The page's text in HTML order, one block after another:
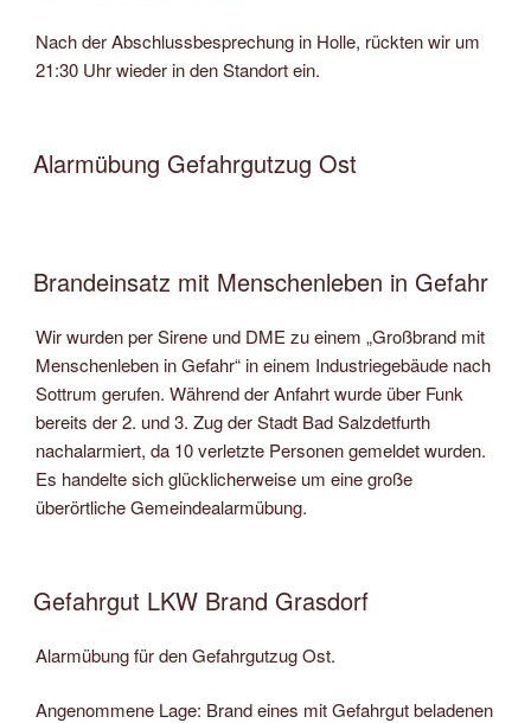
Nach der Abschlussbesprechung in Holle, rückten wir um
21:30 Uhr wieder in den Standort ein.
Alarmübung Gefahrgutzug Ost
Brandeinsatz mit Menschenleben in Gefahr
Wir wurden per Sirene und DME zu einem „Großbrand mit
Menschenleben in Gefahr“ in einem Industriegebäude nach
Sottrum gerufen. Während der Anfahrt wurde über Funk
bereits der 2. und 3. Zug der Stadt Bad Salzdetfurth
nachalarmiert, da 10 verletzte Personen gemeldet wurden.
Es handelte sich glücklicherweise um eine große
überörtliche Gemeindealarmübung.
Gefahrgut LKW Brand Grasdorf
Alarmübung für den Gefahrgutzug Ost.
Angenommene Lage: Brand eines mit Gefahrgut beladenen